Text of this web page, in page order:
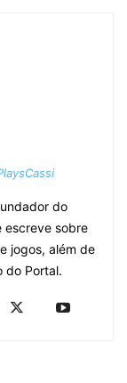
do
escreve sobre
jogos, além de
do Portal.